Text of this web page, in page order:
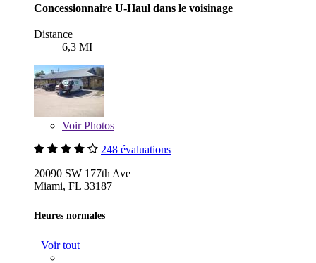
Concessionnaire U-Haul dans le voisinage
Distance
6,3 MI
VoirPhotos
248 évaluations
20090 SW 177th Ave
Miami, FL 33187
Heures normales
Voir tout